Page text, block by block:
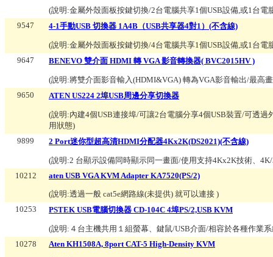
(說明:金屬外殼面板按鍵切換/2台電腦共享1個USB設備,或1台電
9547
4-1手動USB 切換器 1A4B（USB共享器4對1）(不含線)
(說明:金屬外殼面板按鍵切換/4台電腦共享1個USB設備,或1台
9647
BENEVO 雙介面 HDMI 轉 VGA 影音轉換器( BVC2015HV )
(說明:將雙介面影音輸入(HDMI&VGA) 轉為VGA影音輸出/最高
9650
ATEN US224 2埠USB周邊分享切換器
(說明:內建4個USB連接埠/可讓2台電腦分享4個USB裝置/可透
用狀態)
9899
2 Port迷你型超高清HDMI分配器4Kx2K(DS2021)(不含線)
(說明:2 台顯示設備同時顯示同一畫面/使用支持4Kx2K技術、
10212
aten USB VGA KVM Adapter KA7520(PS/2)
(說明:透過一般 cat5e網路線(未提供) 就可以連接 )
10253
PSTEK USB電腦切換器 CD-104C 4埠PS/2,USB KVM
(說明: ４台主機共用１組螢幕、鍵鼠/USB介面/相容於各種作業
10278
Aten KH1508A, 8port CAT-5 High-Density KVM